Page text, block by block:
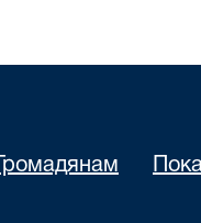
Громадянам